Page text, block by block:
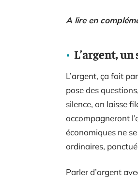
A lire en
L’argent,
L’argent, ça fait
pose des
silence, on laisse
accompagneront
économiques ne
ordinaires,
Parler d’argent